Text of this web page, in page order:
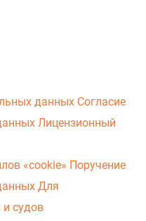
данных Согласие
Лицензионный
«cookie» Поручение
Для
и судов